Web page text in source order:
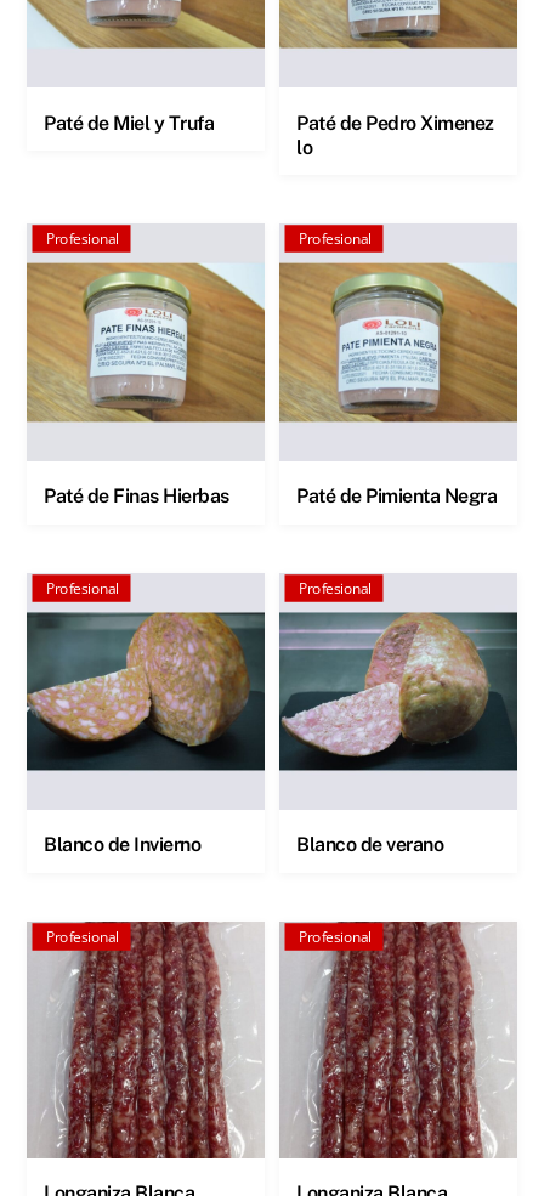
Paté de Miel y Trufa
Paté de Pedro Ximenez
lo
Profesional
Paté de Finas Hierbas
Profesional
Paté de Pimienta Negra
Profesional
Blanco de Invierno
Profesional
Blanco de verano
Profesional Profesional